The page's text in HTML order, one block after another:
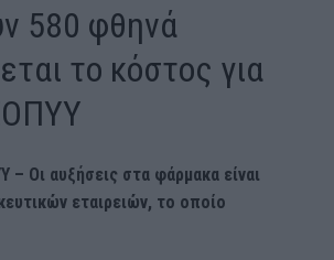
580 φθηνά
το κόστος για
– Οι αυξήσεις στα φάρμακα είναι
εταιρειών, το οποίο